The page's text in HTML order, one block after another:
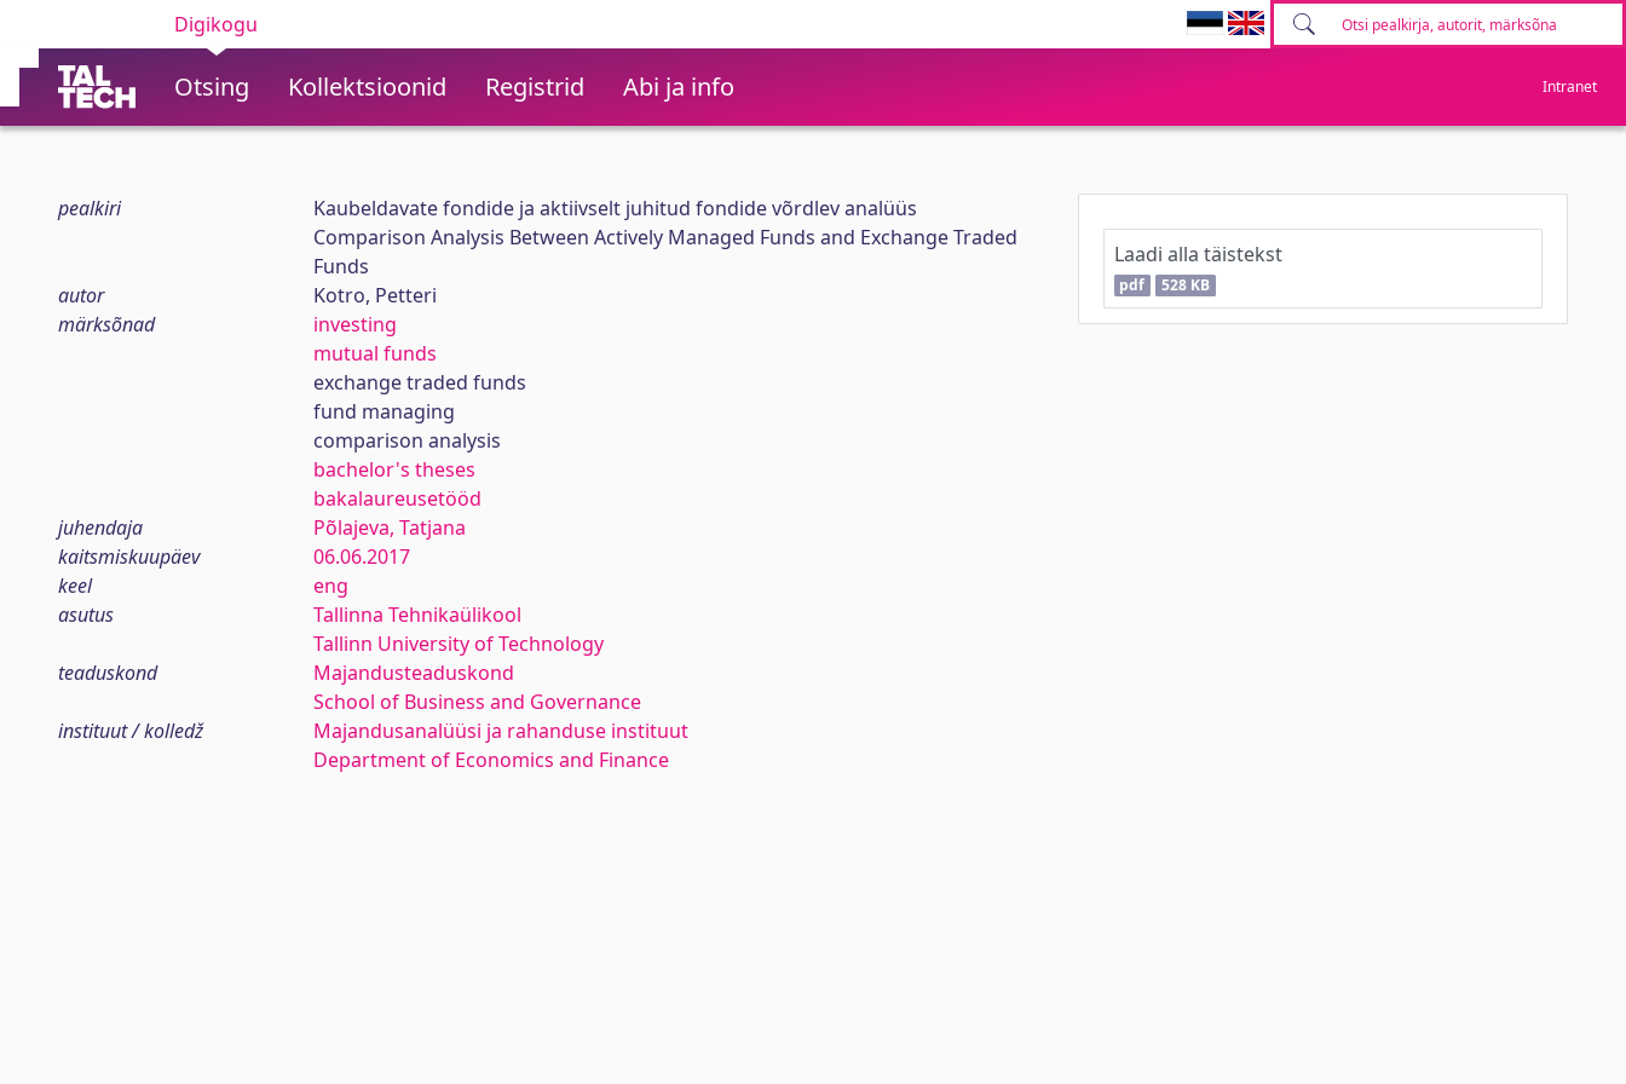
Digikogu
Otsing Kollektsioonid Registrid Abi ja info Intranet
pealkiri
Kaubeldavate fondide ja aktiivselt juhitud fondide võrdlev analüüs
Comparison Analysis Between Actively Managed Funds and Exchange Traded
Funds
autor
Kotro, Petteri
märksõnad
investing
mutual funds
exchange traded funds
fund managing
comparison analysis
bachelor's theses
bakalaureusetööd
juhendaja
Põlajeva, Tatjana
kaitsmiskuupäev
06.06.2017
keel
eng
asutus
Tallinna Tehnikaülikool
Tallinn University of Technology
teaduskond
Majandusteaduskond
School of Business and Governance
instituut / kolledž
Majandusanalüüsi ja rahanduse instituut
Department of Economics and Finance
Laadi alla täistekst
pdf 528 KB